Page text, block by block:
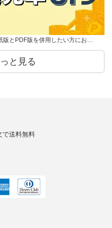
版とPDF版を併用したい方にお…
と見る
で送料無料